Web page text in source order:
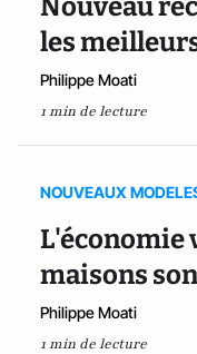
Nouveau
les
Philippe Moati
1 min de lecture
NOUVEAUX
L'économie
maisons
Philippe Moati
1 min de lecture